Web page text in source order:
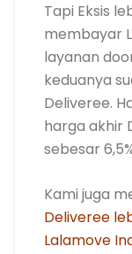
Tapi Eksis
membayar
layanan
keduanya
Deliveree.
harga akhir
sebesar
Kami juga
Deliveree
Lalamove